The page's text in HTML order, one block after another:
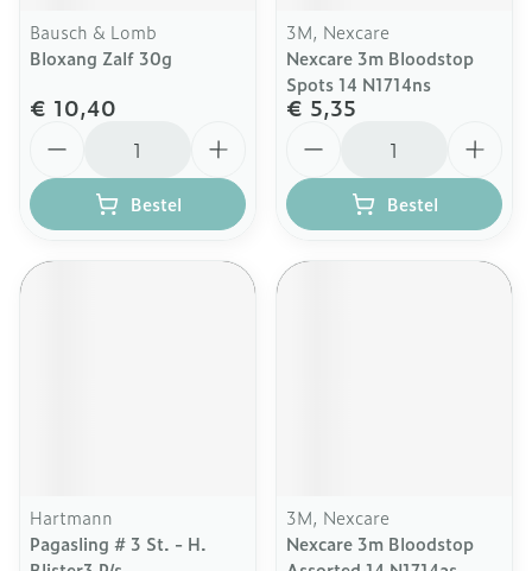
Bausch & Lomb
Bloxang Zalf 30g
€ 10,40
Bestel
3M, Nexcare
Nexcare 3m Bloodstop
Spots 14 N1714ns
€ 5,35
Bestel
Hartmann
Pagasling # 3 St. - H.
3M, Nexcare
Nexcare 3m Bloodstop